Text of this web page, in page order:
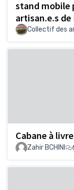
stand mobile
artisan.e.s
Collectif des
Cabane à
Zahir BCHINI